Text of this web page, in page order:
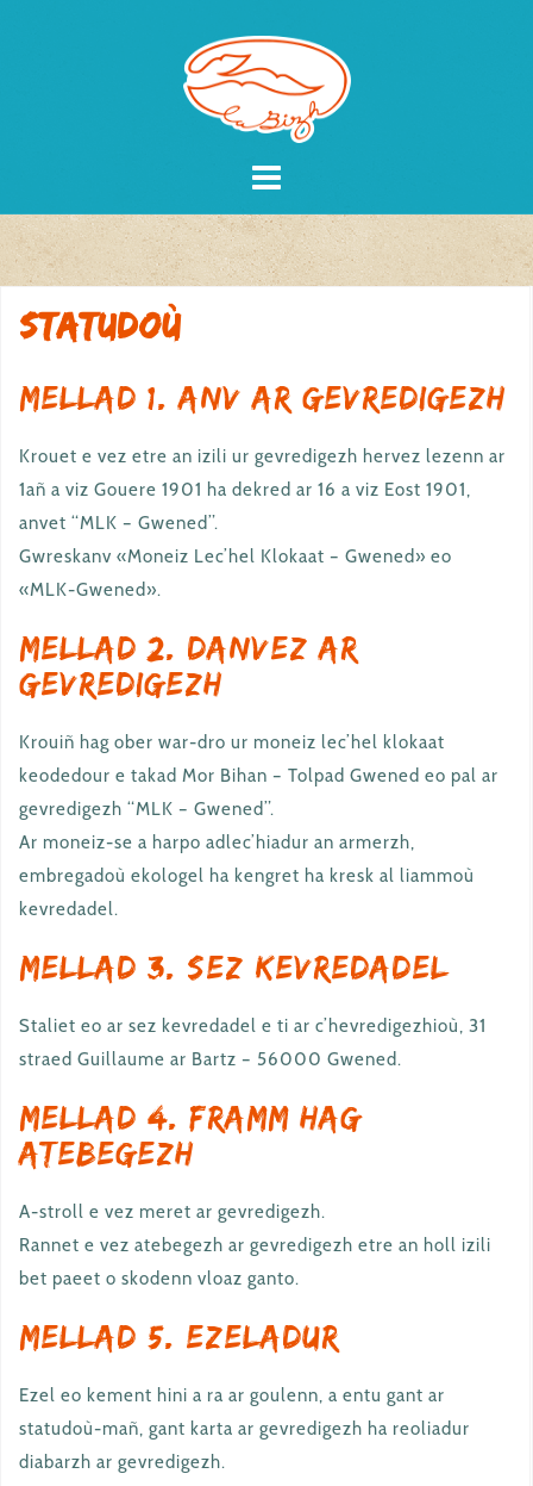
Statudoù
Mellad 1. Anv ar gevredigezh
Krouet e vez etre an izili ur gevredigezh hervez lezenn ar
1añ a viz Gouere 1901 ha dekred ar 16 a viz Eost 1901,
anvet “MLK – Gwened”.
Gwreskanv «Moneiz Lec’hel Klokaat – Gwened» eo
«MLK-Gwened».
Mellad 2. Danvez ar
gevredigezh
Krouiñ hag ober war-dro ur moneiz lec’hel klokaat
keodedour e takad Mor Bihan – Tolpad Gwened eo pal ar
gevredigezh “MLK – Gwened”.
Ar moneiz-se a harpo adlec’hiadur an armerzh,
embregadoù ekologel ha kengret ha kresk al liammoù
kevredadel.
Mellad 3. Sez kevredadel
Staliet eo ar sez kevredadel e ti ar c’hevredigezhioù, 31
straed Guillaume ar Bartz – 56000 Gwened.
Mellad 4. Framm hag
atebegezh
A-stroll e vez meret ar gevredigezh.
Rannet e vez atebegezh ar gevredigezh etre an holl izili
bet paeet o skodenn vloaz ganto.
Mellad 5. Ezeladur
Ezel eo kement hini a ra ar goulenn, a entu gant ar
statudoù-mañ, gant karta ar gevredigezh ha reoliadur
diabarzh ar gevredigezh.